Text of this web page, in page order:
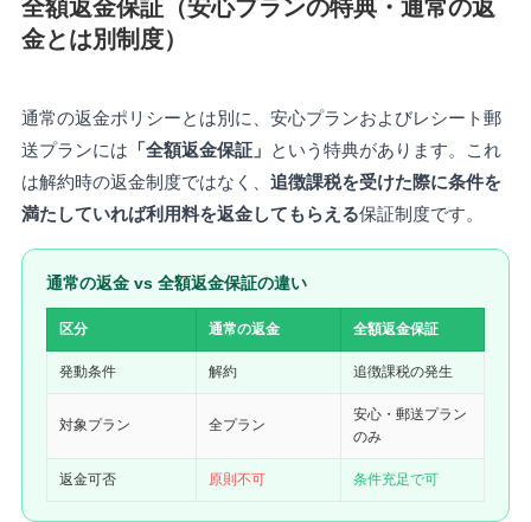
全額返金保証（安心プランの特典・通常の返
金とは別制度）
通常の返金ポリシーとは別に、安心プランおよびレシート郵
送プランには 「全額返金保証」 という特典があります。これ
は解約時の返金制度ではなく、 追徴課税を受けた際に条件を
満たしていれば利用料を返金してもらえる保証制度です。
通常の返金 vs 全額返金保証の違い
区分 通常の返金 全額返金保証
発動条件 解約 追徴課税の発生
対象プラン 全プラン
安心・郵送プラン
のみ
返金可否 原則不可 条件充足で可